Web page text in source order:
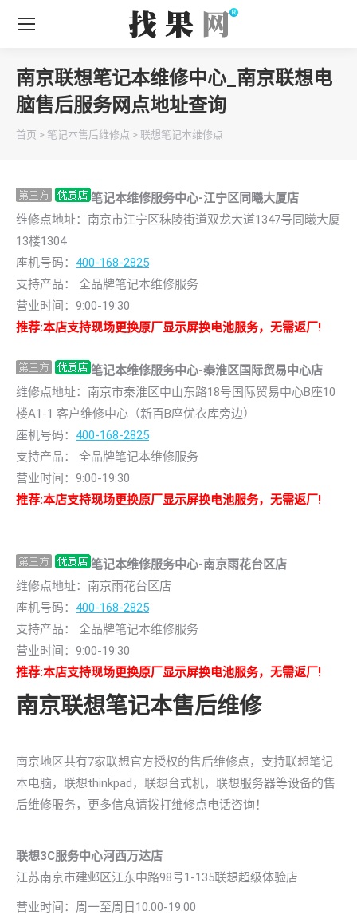
南京联想笔记本维修中心_南京联想电
脑售后服务网点地址查询
你在这里：
首页 > 笔记本售后维修点 > 联想笔记本维修点
笔记本维修服务中心-江宁区同曦大厦店
维修点地址：南京市江宁区秣陵街道双龙大道1347号同曦大厦
13楼1304
座机号码： 400-168-2825
支持产品： 全品牌笔记本维修服务
营业时间：9:00-19:30
推荐:本店支持现场更换原厂显示屏换电池服务，无需返厂!
笔记本维修服务中心-秦淮区国际贸易中心店
维修点地址：南京市秦淮区中山东路18号国际贸易中心B座10
楼A1-1 客户维修中心（新百B座优衣库旁边）
座机号码： 400-168-2825
支持产品： 全品牌笔记本维修服务
营业时间：9:00-19:30
推荐:本店支持现场更换原厂显示屏换电池服务，无需返厂!
笔记本维修服务中心-南京雨花台区店
维修点地址：南京雨花台区店
座机号码： 400-168-2825
支持产品： 全品牌笔记本维修服务
营业时间：9:00-19:30
推荐:本店支持现场更换原厂显示屏换电池服务，无需返厂!
南京联想笔记本售后维修
南京地区共有7家联想官方授权的售后维修点，支持联想笔记
本电脑，联想thinkpad，联想台式机，联想服务器等设备的售
后维修服务，更多信息请拨打维修点电话咨询！
联想3C服务中心河西万达店
江苏南京市建邺区江东中路98号1-135联想超级体验店
营业时间：周一至周日10:00-19:00